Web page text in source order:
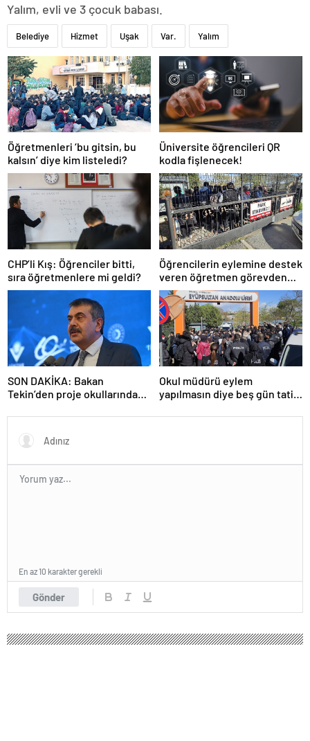
Yalım, evli ve 3 çocuk babası.
Belediye Hizmet Uşak Var. Yalım
Öğretmenleri ‘bu gitsin, bu
kalsın’ diye kim listeledi?
Üniversite öğrencileri QR
kodla fişlenecek!
CHP’li Kış: Öğrenciler bitti,
sıra öğretmenlere mi geldi?
Öğrencilerin eylemine destek
veren öğretmen görevden
uzaklaştırıldı
SON DAKİKA: Bakan
Tekin’den proje okullarındaki
Okul müdürü eylem
yapılmasın diye beş gün tatil
Gönder
En az 10 karakter gerekli